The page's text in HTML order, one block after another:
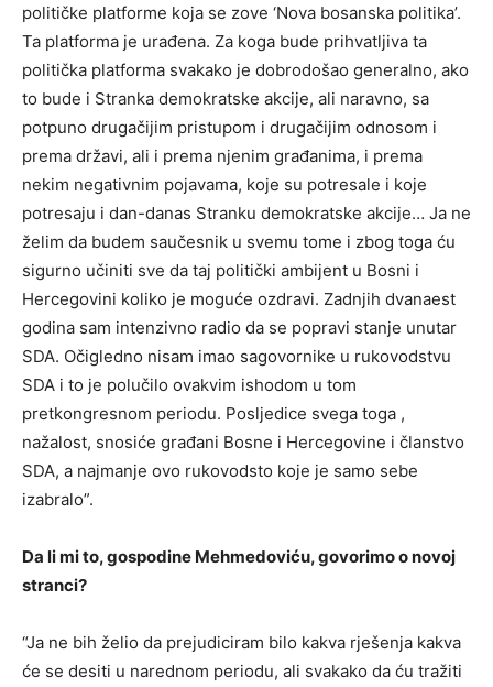
političke platforme koja se zove ‘Nova bosanska politika’.
Ta platforma je urađena. Za koga bude prihvatljiva ta
politička platforma svakako je dobrodošao generalno, ako
to bude i Stranka demokratske akcije, ali naravno, sa
potpuno drugačijim pristupom i drugačijim odnosom i
prema državi, ali i prema njenim građanima, i prema
nekim negativnim pojavama, koje su potresale i koje
potresaju i dan-danas Stranku demokratske akcije… Ja ne
želim da budem saučesnik u svemu tome i zbog toga ću
sigurno učiniti sve da taj politički ambijent u Bosni i
Hercegovini koliko je moguće ozdravi. Zadnjih dvanaest
godina sam intenzivno radio da se popravi stanje unutar
SDA. Očigledno nisam imao sagovornike u rukovodstvu
SDA i to je polučilo ovakvim ishodom u tom
pretkongresnom periodu. Posljedice svega toga ,
nažalost, snosiće građani Bosne i Hercegovine i članstvo
SDA, a najmanje ovo rukovodsto koje je samo sebe
izabralo”.
Da li mi to, gospodine Mehmedoviću, govorimo o novoj
stranci?
“Ja ne bih želio da prejudiciram bilo kakva rješenja kakva
će se desiti u narednom periodu, ali svakako da ću tražiti